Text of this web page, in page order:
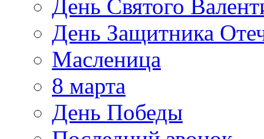
День Святого
День Защитника
Масленица
8 марта
День Победы